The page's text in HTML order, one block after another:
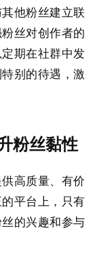
他粉丝建立联
丝对创作者的
期在社群中发
别的待遇，激
粉丝黏性
高质量、有价
平台上，只有
的兴趣和参与